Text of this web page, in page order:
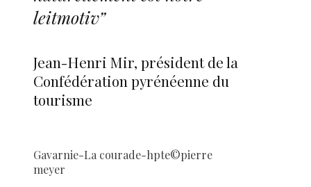
leitmotiv”
Jean-Henri Mir, président de la
Confédération pyrénéenne du
tourisme
Gavarnie-La courade-hpte©pierre
meyer